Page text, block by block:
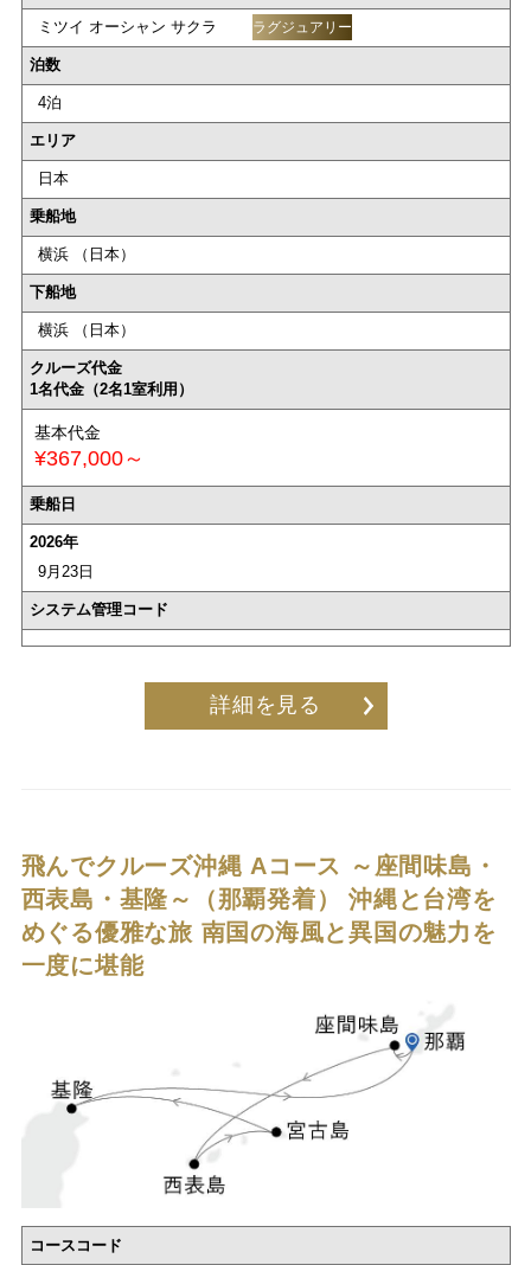
ミツイ オーシャン サクラ ラグジュアリー
泊数
4泊
エリア
日本
乗船地
横浜 （日本）
下船地
横浜 （日本）
クルーズ代金
1名代金（2名1室利用）
基本代金
¥367,000～
乗船日
2026年
9月23日
システム管理コード
詳細を見る
飛んでクルーズ沖縄 Aコース ～座間味島・
西表島・基隆～（那覇発着） 沖縄と台湾を
めぐる優雅な旅 南国の海風と異国の魅力を
一度に堪能
コースコード